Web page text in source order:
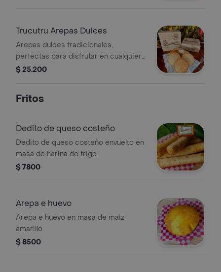
Trucutru Arepas Dulces
Arepas dulces tradicionales,
perfectas para disfrutar en cualquier
momento. Elaboradas con
$ 25.200
Fritos
Dedito de queso costeño
Dedito de queso costeño envuelto en
masa de harina de trigo.
$ 7800
Arepa e huevo
Arepa e huevo en masa de maiz
amarillo.
$ 8500